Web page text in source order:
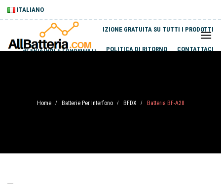
ITALIANO
SPEDIZIONE GRATUITA SU TUTTI I PRODOTTI
SPEDIZIONI E PAGAMENTI POLITICA DI RITORNO CONTATTACI
Home / Batterie Per Interfono / BFDX / Batteria BF-A28